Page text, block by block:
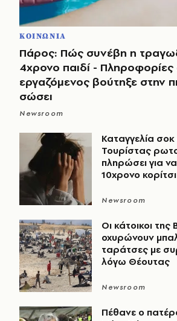
ΚΟΙΝΩΝΙΑ
Πάρος: Πώς συνέβη η
4χρονο παιδί - Πληροφορίες
εργαζόμενος βούτηξε στην
σώσει
Newsroom
Καταγγελία
Τουρίστας
πληρώσει για
10χρονο κορίτσι
Newsroom
Οι κάτοικοι
οχυρώνουν
ταράτσες με
λόγω Θέουτας
Newsroom
Πέθανε ο